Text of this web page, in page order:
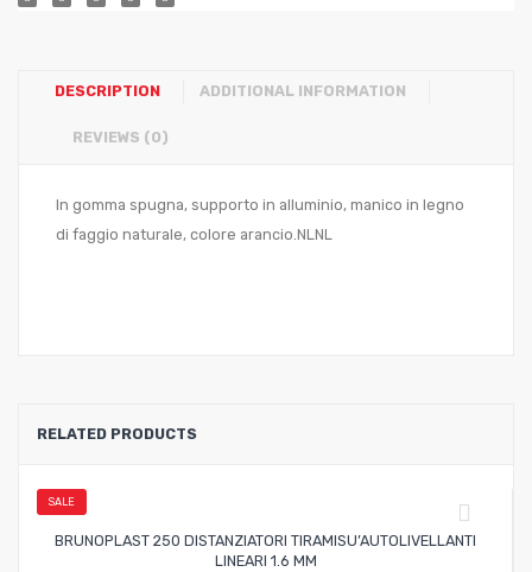
DESCRIPTION ADDITIONAL INFORMATION
REVIEWS (0)
In gomma spugna, supporto in alluminio, manico in legno
di faggio naturale, colore arancio.NLNL
RELATED PRODUCTS
SALE
BRUNOPLAST 250 DISTANZIATORI TIRAMISU’AUTOLIVELLANTI
LINEARI 1.6 MM